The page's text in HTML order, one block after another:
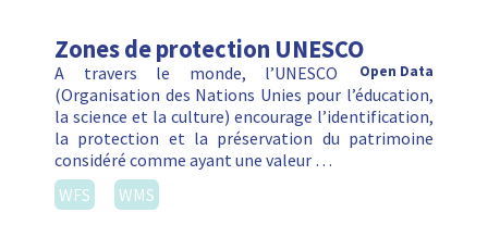
Zones de protection UNESCO
Open Data
A travers le monde, l’UNESCO
(Organisation des Nations Unies pour l’éducation,
la science et la culture) encourage l’identification,
la protection et la préservation du patrimoine
considéré comme ayant une valeur …
WFS
WMS